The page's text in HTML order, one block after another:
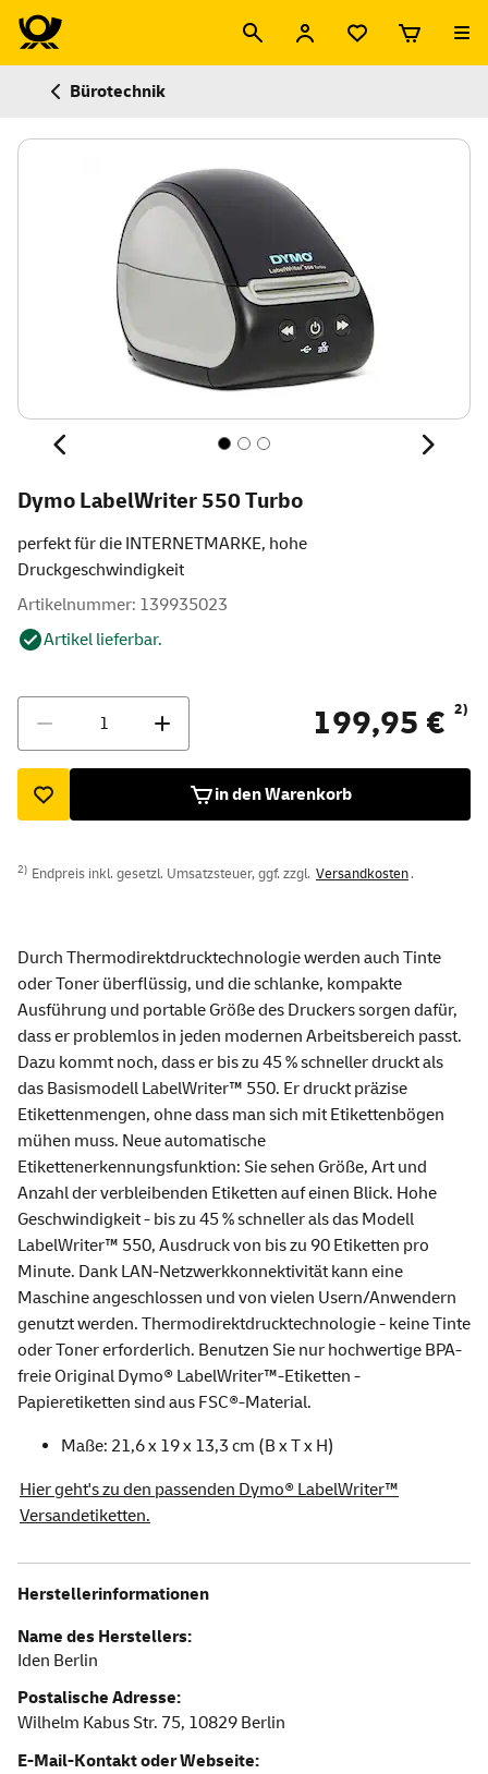
Bürotechnik
Dymo LabelWriter 550 Turbo
perfekt für die INTERNETMARKE, hohe
Druckgeschwindigkeit
Artikelnummer: 139935023
Artikel lieferbar.
199,95 € 2)
in den Warenkorb
2) Endpreis inkl. gesetzl. Umsatzsteuer, ggf. zzgl. Versandkosten.
Durch Thermodirektdrucktechnologie werden auch Tinte
oder Toner überflüssig, und die schlanke, kompakte
Ausführung und portable Größe des Druckers sorgen dafür,
dass er problemlos in jeden modernen Arbeitsbereich passt.
Dazu kommt noch, dass er bis zu 45 % schneller druckt als
das Basismodell LabelWriter™ 550. Er druckt präzise
Etikettenmengen, ohne dass man sich mit Etikettenbögen
mühen muss. Neue automatische
Etikettenerkennungsfunktion: Sie sehen Größe, Art und
Anzahl der verbleibenden Etiketten auf einen Blick. Hohe
Geschwindigkeit - bis zu 45 % schneller als das Modell
LabelWriter™ 550, Ausdruck von bis zu 90 Etiketten pro
Minute. Dank LAN-Netzwerkkonnektivität kann eine
Maschine angeschlossen und von vielen Usern/Anwendern
genutzt werden. Thermodirektdrucktechnologie - keine Tinte
oder Toner erforderlich. Benutzen Sie nur hochwertige BPA-
freie Original Dymo® LabelWriter™-Etiketten -
Papieretiketten sind aus FSC®-Material.
Maße: 21,6 x 19 x 13,3 cm (B x T x H)
Hier geht's zu den passenden Dymo® LabelWriter™
Versandetiketten.
Herstellerinformationen
Name des Herstellers:
Iden Berlin
Postalische Adresse:
Wilhelm Kabus Str. 75, 10829 Berlin
E-Mail-Kontakt oder Webseite: